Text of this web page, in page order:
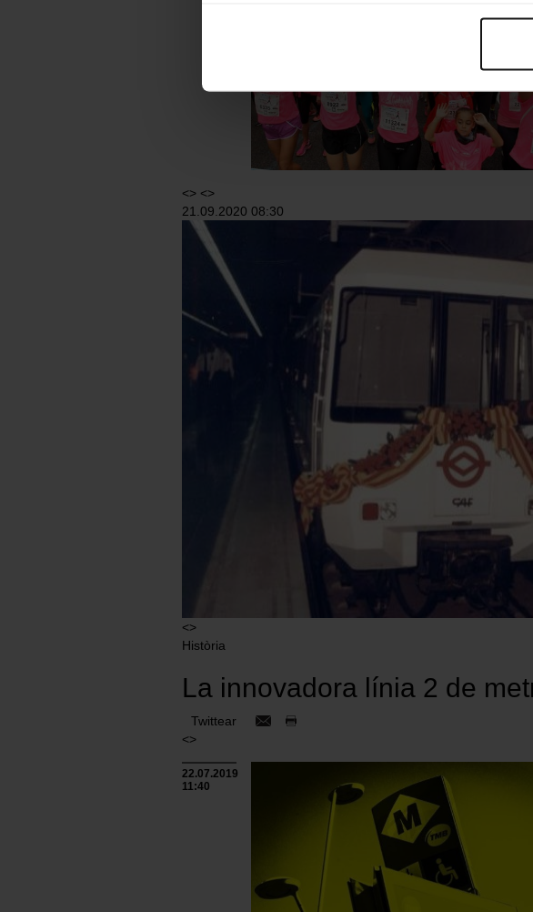
cookies de la tipología que hayas
personalización, porque permiten recordar tus
usuario.
Las cookies necesarias son imprescindibles
empezar a navegar. Solo puedes consultar
En cualquier momento de la navegación en
<> <>
21.09.2020 08:30
<>
Història
La innovadora línia 2 de
Twittear
<>
22.07.2019
11:40